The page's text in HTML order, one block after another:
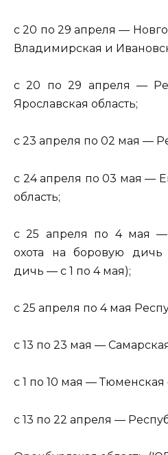
с 20 по 29 апреля —
Владимирская и
с 20 по 29 апреля —
Ярославская область;
с 23 апреля по 02 мая —
с 24 апреля по 03 мая —
область;
с 25 апреля по 4 мая —
охота на боровую
дичь — с 1 по 4 мая);
с 25 апреля по 4 мая
с 13 по 23 мая —
с 1 по 10 мая — Тюменская
с 13 по 22 апреля —